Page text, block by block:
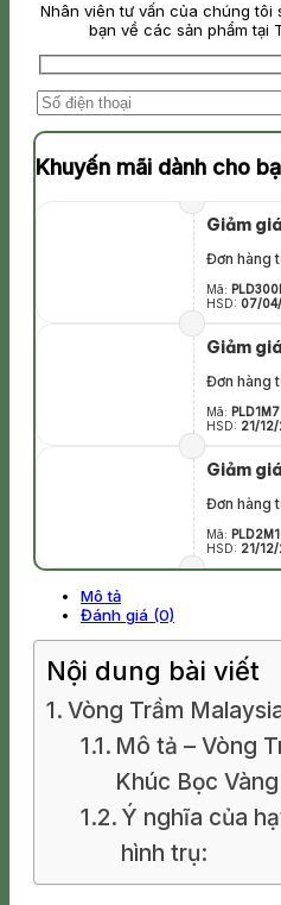
Nhân viên tư vấn của chúng tôi
bạn về các sản phẩm tại
Khuyến mãi dành cho
Giảm
Đơn hàng
Mã:
HSD: 07/
Giảm
Đơn hàng
Mã: PLD1M7
HSD: 21/
Giảm
Đơn hàng
Mã:
HSD: 21/
Mô tả
Đánh giá (0)
Nội dung bài viết
Vòng Trầm
Mô tả – Vòng
Khúc Bọc
Ý nghĩa của
hình trụ: